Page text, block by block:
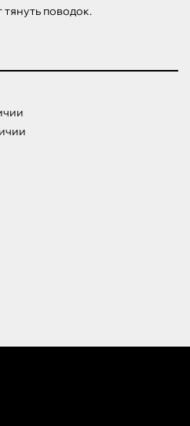
тянуть поводок.